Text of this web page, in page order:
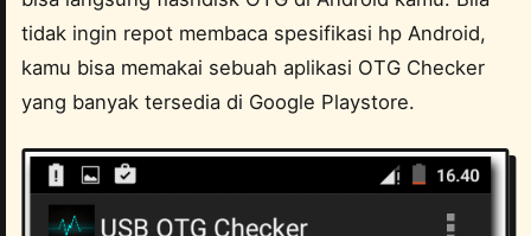
tidak ingin repot membaca spesifikasi hp Android,
kamu bisa memakai sebuah aplikasi OTG Checker
yang banyak tersedia di Google Playstore.